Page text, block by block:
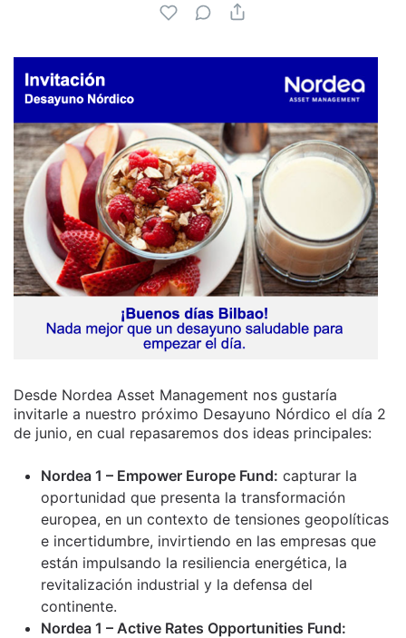
Desde Nordea Asset Management nos gustaría
invitarle a nuestro próximo Desayuno Nórdico el día 2
de junio, en cual repasaremos dos ideas principales:
Nordea 1 – Empower Europe Fund: capturar la
oportunidad que presenta la transformación
europea, en un contexto de tensiones geopolíticas
e incertidumbre, invirtiendo en las empresas que
están impulsando la resiliencia energética, la
revitalización industrial y la defensa del
continente.
Nordea 1 – Active Rates Opportunities Fund: